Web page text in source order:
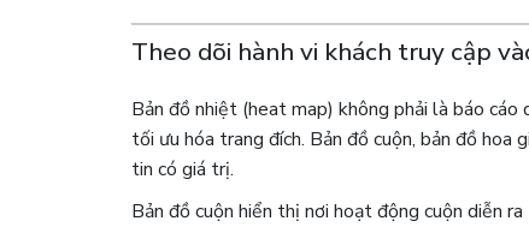
Theo dõi hành vi khách truy cập
Bản đồ nhiệt (heat map) không phải là báo
tối ưu hóa trang đích. Bản đồ cuộn, bản đồ hoa
tin có giá trị.
Bản đồ cuộn hiển thị nơi hoạt động cuộn diễn